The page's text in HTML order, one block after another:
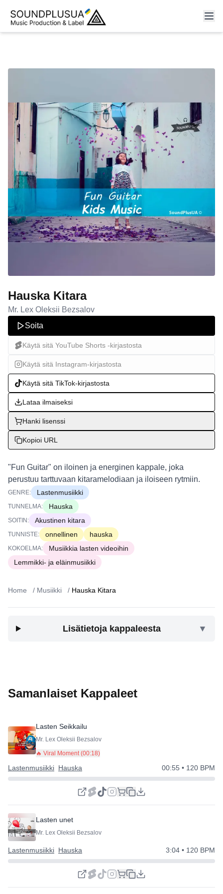
Hauska Kitara
Mr. Lex Oleksii Bezsalov
Soita
Käytä sitä YouTube Shorts -kirjastosta
Käytä sitä Instagram-kirjastosta
Käytä sitä TikTok-kirjastosta
Lataa ilmaiseksi
Hanki lisenssi
Kopioi URL
"Fun Guitar" on iloinen ja energinen kappale, joka
perustuu tarttuvaan kitaramelodiaan ja iloiseen rytmiin.
GENRE: Lastenmusiikki
TUNNELMA: Hauska
SOITIN: Akustinen kitara
TUNNISTE: onnellinen hauska
KOKOELMA:
Musiikkia lasten videoihin
Lemmikki- ja eläinmusiikki
Home / Musiikki / Hauska Kitara
Lisätietoja kappaleesta ▼
Samanlaiset Kappaleet
Lasten Seikkailu
Mr. Lex Oleksii Bezsalov
🔥 Viral Moment (00:18)
Lastenmusiikki Hauska 00:55 • 120 BPM
Lasten unet
Mr. Lex Oleksii Bezsalov
Lastenmusiikki Hauska 3:04 • 120 BPM